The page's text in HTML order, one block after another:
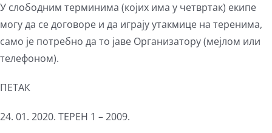
У слободним терминима (којих има у четвртак) екипе
могу да се договоре и да играју утакмице на теренима,
само је потребно да то јаве Организатору (мејлом или
телефоном).
ПЕТАК
24. 01. 2020. ТЕРЕН 1 – 2009.